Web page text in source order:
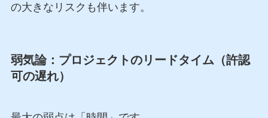
の大きなリスクも伴います。
弱気論：プロジェクトのリードタイム（許認
可の遅れ）